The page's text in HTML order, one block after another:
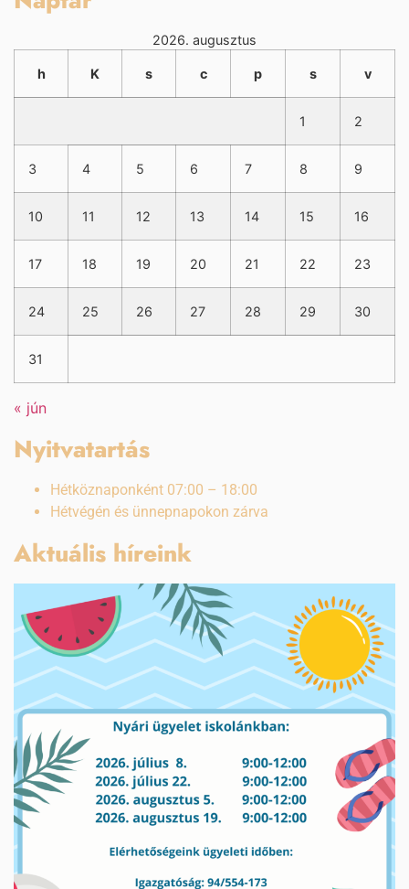
2026. augusztus
h K s c p s v
1 2
3 4 5 6 7 8 9
10 11 12 13 14 15 16
17 18 19 20 21 22 23
24 25 26 27 28 29 30
31
« jún
Nyitvatartás
Hétköznaponként 07:00 – 18:00
Hétvégén és ünnepnapokon zárva
Aktuális híreink